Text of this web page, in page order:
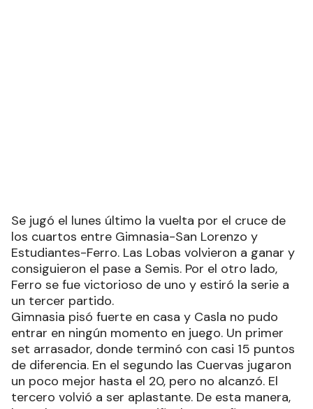
Se jugó el lunes último la vuelta por el cruce de
los cuartos entre Gimnasia-San Lorenzo y
Estudiantes-Ferro. Las Lobas volvieron a ganar y
consiguieron el pase a Semis. Por el otro lado,
Ferro se fue victorioso de uno y estiró la serie a
un tercer partido.
Gimnasia pisó fuerte en casa y Casla no pudo
entrar en ningún momento en juego. Un primer
set arrasador, donde terminó con casi 15 puntos